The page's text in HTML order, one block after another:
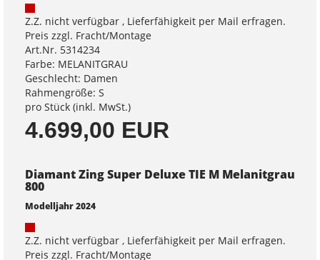
Z.Z. nicht verfügbar , Lieferfähigkeit per Mail erfragen.
Preis zzgl. Fracht/Montage
Art.Nr. 5314234
Farbe: MELANITGRAU
Geschlecht: Damen
Rahmengröße: S
pro Stück (inkl. MwSt.)
4.699,00 EUR
Diamant Zing Super Deluxe TIE M Melanitgrau
800
Modelljahr 2024
Z.Z. nicht verfügbar , Lieferfähigkeit per Mail erfragen.
Preis zzgl. Fracht/Montage